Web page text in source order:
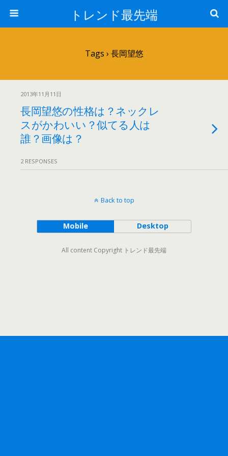
トレンド最先端
Tags › 長岡望悠
2013年11月11日
長岡望悠の性格は？ネックレ
スがかわいい？似てる人は
誰？画像は？
2 RESPONSES
Back to top
Mobile Desktop
All content Copyright トレンド最先端